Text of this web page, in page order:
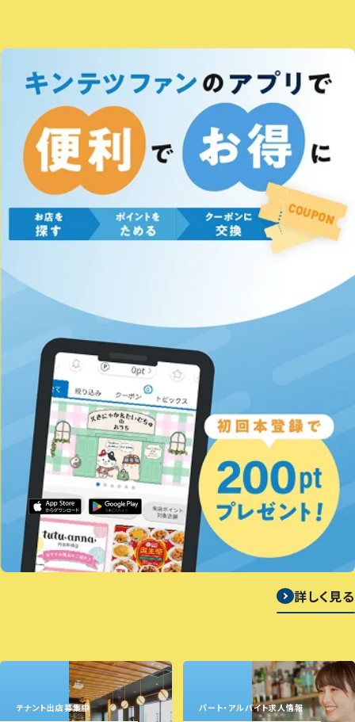
詳しく見る
テナント出店募集中 パート・アルバイト求人情報